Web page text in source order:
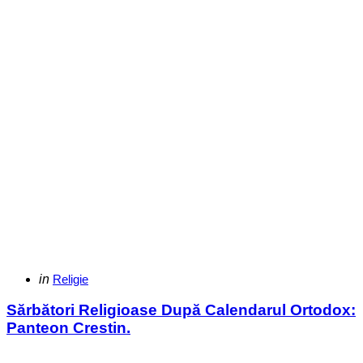
Categories
Posted
in Religie
Sărbători Religioase După Calendarul Ortodox:
Panteon Crestin.